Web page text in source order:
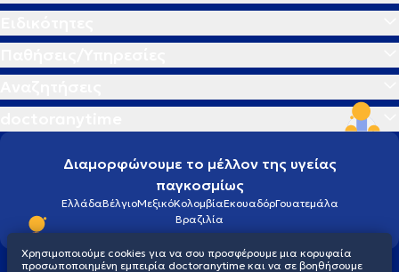
Διαμορφώνουμε το μέλλον της υγείας
παγκοσμίως
ΕλλάδαΒέλγιοΜεξικόΚολομβίαΕκουαδόρΓουατεμάλα
Βραζιλία
Χρησιμοποιούμε cookies για να σου προσφέρουμε μια κορυφαία
προσωποποιημένη εμπειρία doctoranytime και να σε βοηθήσουμε